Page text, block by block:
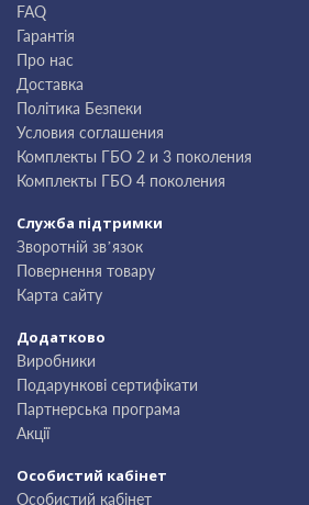
FAQ
Гарантія
Про нас
Доставка
Політика Безпеки
Условия соглашения
Комплекты ГБО 2 и 3 поколения
Комплекты ГБО 4 поколения
Служба підтримки
Зворотній зв’язок
Повернення товару
Карта сайту
Додатково
Виробники
Подарункові сертифікати
Партнерська програма
Акції
Особистий кабінет
Особистий кабінет